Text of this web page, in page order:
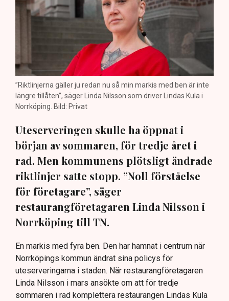
”Riktlinjerna gäller ju redan nu så min markis med ben är inte
längre tillåten”, säger Linda Nilsson som driver Lindas Kula i
Norrköping. Bild: Privat
Uteserveringen skulle ha öppnat i
början av sommaren, för tredje året i
rad. Men kommunens plötsligt ändrade
riktlinjer satte stopp. ”Noll förståelse
för företagare”, säger
restaurangföretagaren Linda Nilsson i
Norrköping till TN.
En markis med fyra ben. Den har hamnat i centrum när
Norrköpings kommun ändrat sina policys för
uteserveringarna i staden. När restaurangföretagaren
Linda Nilsson i mars ansökte om att för tredje
sommaren i rad komplettera restaurangen Lindas Kula